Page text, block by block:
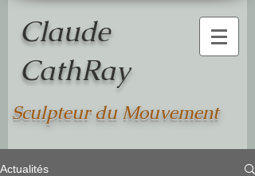
Claude
CathRay
Sculpteur du Mouvement
Actualités